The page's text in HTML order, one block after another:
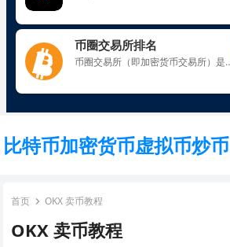
比特币加密货币虚拟币炒币
首页 OKX 卖币教程
OKX 卖币教程